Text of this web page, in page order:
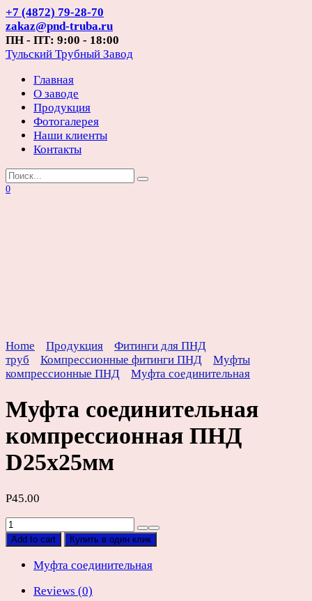
Перейти
к
содержанию
+7 (4872) 79-28-70
zakaz@pnd-truba.ru
ПН - ПТ: 9:00 - 18:00
Тульский Трубный Завод
Главная
О заводе
Продукция
Фотогалерея
Наши клиенты
Контакты
Search
for:
0
Home Продукция
Фитинги для ПНД
труб
Компрессионные фитинги ПНД
Муфты
компрессионные ПНД
Муфта соединительная
Муфта соединительная
компрессионная ПНД
D25х25мм
Р45.00
Муфта
соединительная
ПНД
quantity
Add to cart Купить в один клик
Муфта соединительная
Reviews (0)